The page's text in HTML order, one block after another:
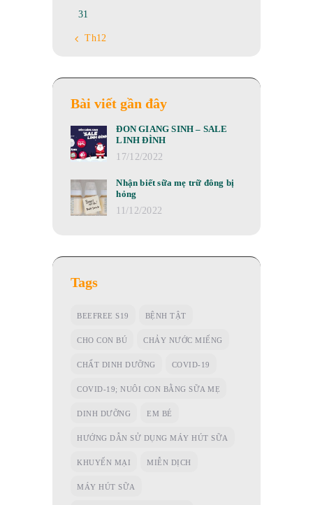
31
« Th12
Bài viết gần đây
ĐÓN GIÁNG SINH – SALE
LINH ĐÌNH
17/12/2022
Nhận biết sữa mẹ trữ đông bị
hỏng
11/12/2022
Tags
BEEFREE S19 BỆNH TẬT
CHO CON BÚ CHẢY NƯỚC MIẾNG
CHẤT DINH DƯỠNG COVID-19
COVID-19; NUÔI CON BẰNG SỮA MẸ
DINH DƯỠNG EM BÉ
HƯỚNG DẪN SỬ DỤNG MÁY HÚT SỮA
KHUYẾN MẠI MIỄN DỊCH
MÁY HÚT SỮA